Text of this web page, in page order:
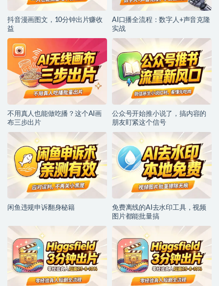
抖音漫画图文，10分钟出片赚收
益
AI口播全流程：数字人+声音克隆
实战
不用真人也能做吃播？这个AI画
布三步出片
公众号开始推小说了，搞内容的
朋友盯紧这个信号
闲鱼违规申诉翻身秘籍
免费离线的AI去水印工具，视频
图片都能批量搞